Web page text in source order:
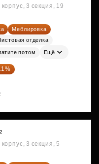
3 секция, 19
Меблировка
отделка
потом Ещё
3 секция, 5